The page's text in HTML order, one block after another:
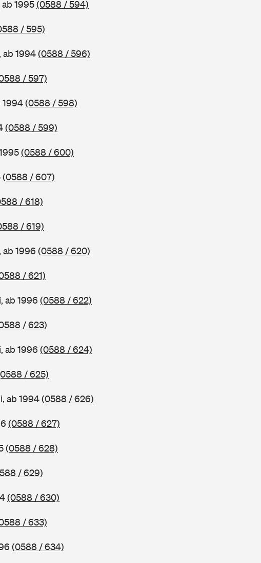
ab 1995(0588 / 594)
/ 595)
ab 1994(0588 / 596)
/ 597)
1994(0588 / 598)
(0588 / 599)
(0588 / 600)
(0588 / 607)
/ 618)
/ 619)
ab 1996 (0588 / 620)
/ 621)
ab 1996 (0588 / 622)
/ 623)
ab 1996 (0588 / 624)
/ 625)
ab 1994(0588 / 626)
(0588 / 627)
(0588 / 628)
/ 629)
(0588 / 630)
/ 633)
(0588 / 634)